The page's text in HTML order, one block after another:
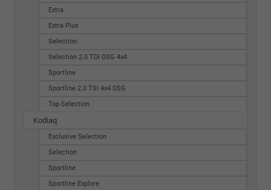
Extra
Extra Plus
Selection
Selection 2.0 TDI DSG 4x4
Sportline
Sportline 2.0 TSI 4x4 DSG
Top Selection
Kodiaq
Exclusive Selection
Selection
Sportline
Sportline Explore